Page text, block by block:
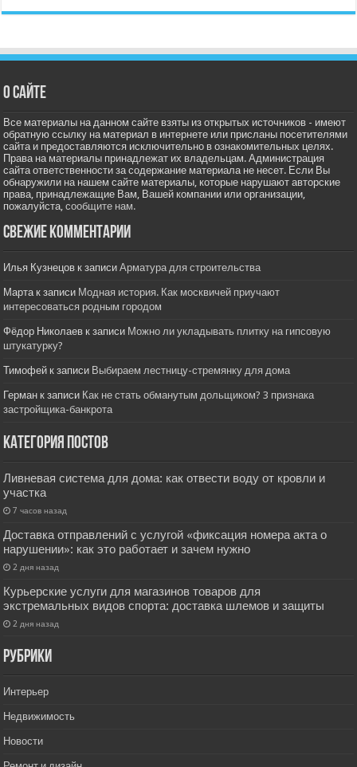
О сайте
Все материалы на данном сайте взяты из открытых источников - имеют
обратную ссылку на материал в интернете или присланы посетителями
сайта и предоставляются исключительно в ознакомительных целях.
Права на материалы принадлежат их владельцам. Администрация
сайта ответственности за содержание материала не несет. Если Вы
обнаружили на нашем сайте материалы, которые нарушают авторские
права, принадлежащие Вам, Вашей компании или организации,
пожалуйста,сообщите нам.
Свежие комментарии
Илья Кузнецов к записиАрматура для строительства
Мартак записи Модная история. Как москвичей приучают
интересоваться родным городом
Фёдор Николаев к записи Можно ли укладывать плитку на гипсовую
штукатурку?
Тимофей к записи Выбираем лестницу-стремянку для дома
Герман к записи Как не стать обманутым дольщиком? 3 признака
застройщика-банкрота
Категория постов
Ливневая система для дома: как отвести воду от кровли и
участка
7 часов назад
Доставка отправлений с услугой «фиксация номера акта о
нарушении»: как это работает и зачем нужно
2 дня назад
Курьерские услуги для магазинов товаров для
экстремальных видов спорта: доставка шлемов и защиты
2 дня назад
РУбрики
Интерьер
Недвижимость
Новости